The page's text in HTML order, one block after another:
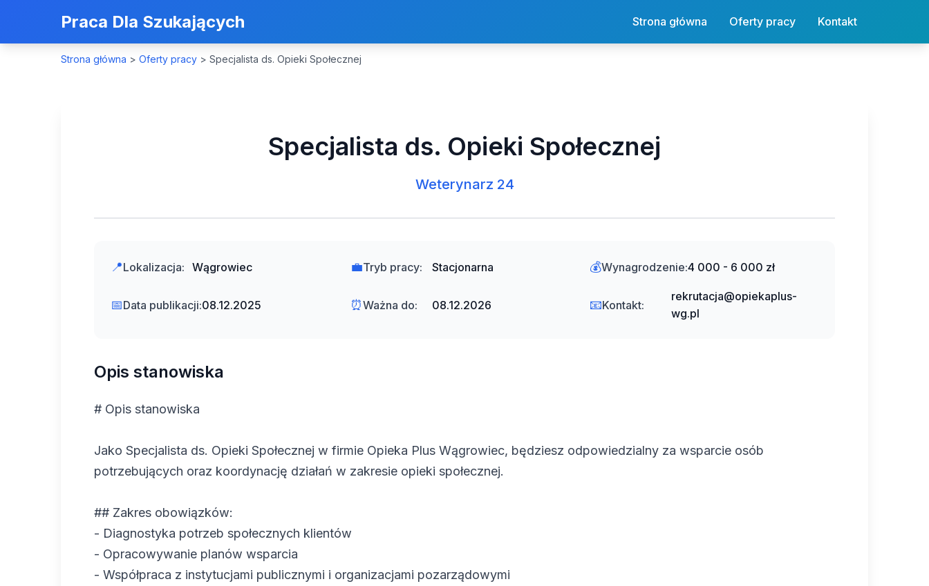
Praca Dla Szukających Strona główna Oferty pracy Kontakt
Strona główna > Oferty pracy > Specjalista ds. Opieki Społecznej
Specjalista ds. Opieki Społecznej
Weterynarz 24
📍Lokalizacja: Wągrowiec 💼Tryb pracy: Stacjonarna 💰Wynagrodzenie:4 000 - 6 000 zł
📅Data publikacji:08.12.2025 ⏰Ważna do: 08.12.2026 📧Kontakt:
rekrutacja@opiekaplus-
wg.pl
Opis stanowiska
# Opis stanowiska
Jako Specjalista ds. Opieki Społecznej w firmie Opieka Plus Wągrowiec, będziesz odpowiedzialny za wsparcie osób
potrzebujących oraz koordynację działań w zakresie opieki społecznej.
## Zakres obowiązków:
- Diagnostyka potrzeb społecznych klientów
- Opracowywanie planów wsparcia
- Współpraca z instytucjami publicznymi i organizacjami pozarządowymi